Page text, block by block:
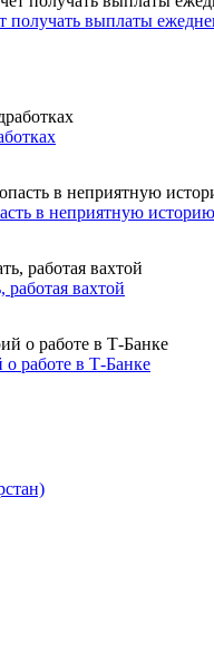
получать выплаты
в неприятную историю
вахтой
работе в Т-Банке